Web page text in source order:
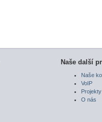
Naše další
Naše
VoIP
Projekty
O nás